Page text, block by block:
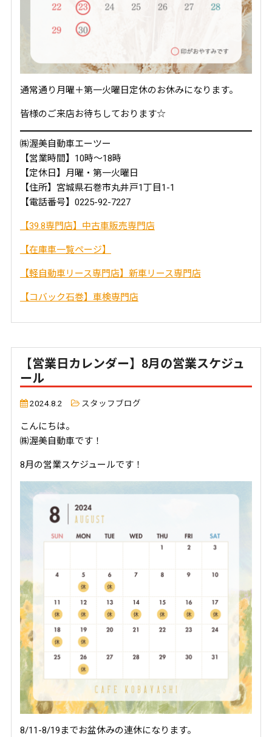
通常通り月曜＋第一火曜日定休のお休みになります。
皆様のご来店お待ちしております☆
㈱渥美自動車エーツー
【営業時間】10時～18時
【定休日】月曜・第一火曜日
【住所】宮城県石巻市丸井戸1丁目1-1
【電話番号】0225-92-7227
【39.8専門店】中古車販売専門店
【在庫車一覧ページ】
【軽自動車リース専門店】新車リース専門店
【コバック石巻】車検専門店
【営業日カレンダー】8月の営業スケジュ
ール
2024.8.2 スタッフブログ
こんにちは。
㈱渥美自動車です！
8月の営業スケジュールです！
8/11-8/19までお盆休みの連休になります。